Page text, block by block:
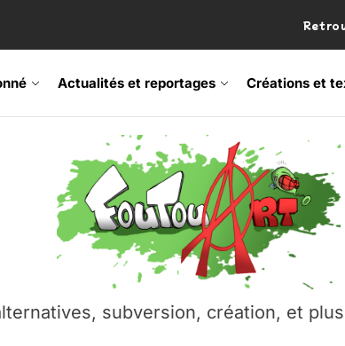
Actualités et reportages Créations et
subversion, création, et
Frisson Fripon – vernissage 21 mai (Lyon)
Festival – Samedi 18 juillet (Vaulx-en-Velin)
– Ŝtono, un livre réalisé par Michaël Moretti &
contre l’A412 à l’Établi (Haute-Savoie)